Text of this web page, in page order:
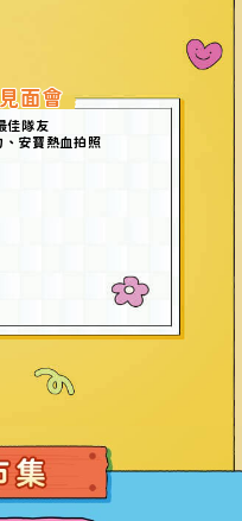
面會
佳隊友
、安寶熱血拍照